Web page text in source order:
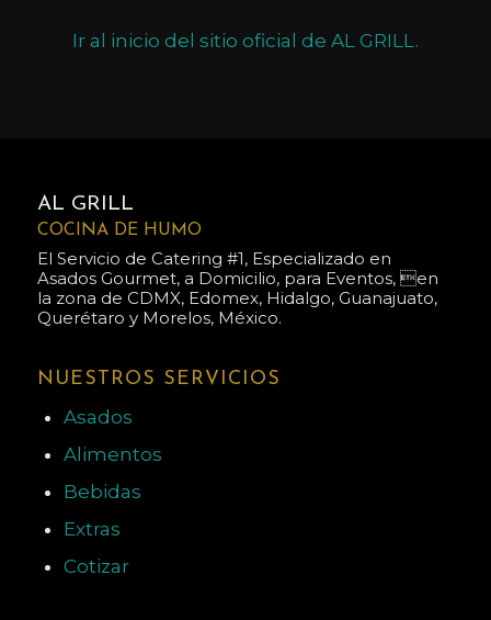
Ir al inicio del sitio oficial de AL GRILL.
AL GRILL
COCINA DE HUMO
El Servicio de Catering #1, Especializado en
Asados Gourmet, a Domicilio, para Eventos, en
la zona de CDMX, Edomex, Hidalgo, Guanajuato,
Querétaro y Morelos, México.
NUESTROS SERVICIOS
Asados
Alimentos
Bebidas
Extras
Cotizar